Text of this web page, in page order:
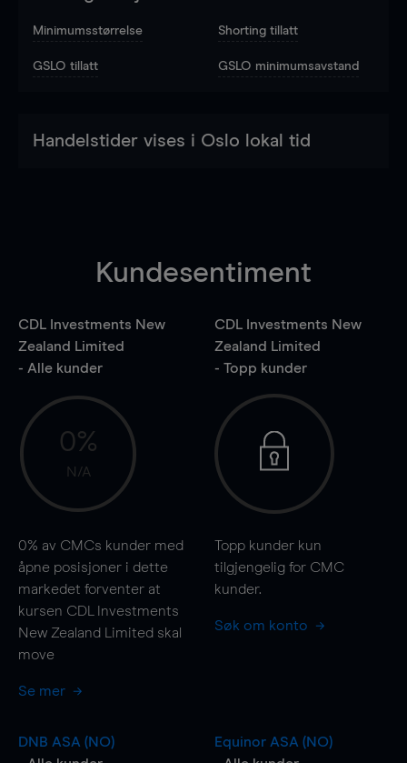
Minimumsstørrelse Shorting tillatt
GSLO tillatt GSLO minimumsavstand
Handelstider vises i Oslo lokal tid
Kundesentiment
CDL Investments New
Zealand Limited
- Alle kunder
0%
N/A
0% av CMCs kunder med
åpne posisjoner i dette
markedet forventer at
kursen CDL Investments
New Zealand Limited skal
move
Se mer
CDL Investments New
Zealand Limited
- Topp kunder
Topp kunder kun
tilgjengelig for CMC
kunder.
Søk om konto
DNB ASA (NO)
Equinor ASA (NO)